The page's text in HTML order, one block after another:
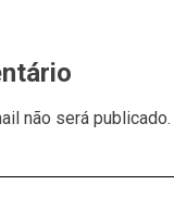
não será publicado.